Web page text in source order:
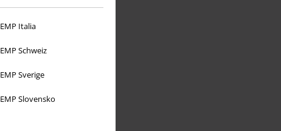
EMP Italia
EMP Schweiz
EMP Sverige
EMP Slovensko